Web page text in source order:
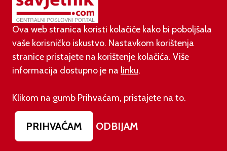
Footer menu
O nama Impressum
Uvjeti korištenja
Ova web stranica koristi kolačiće kako bi poboljšala
vaše korisničko iskustvo. Nastavkom korištenja
stranice pristajete na korištenje kolačića. Više
informacija dostupno je na linku.
Klikom na gumb Prihvaćam, pristajete na to.
PRIHVAĆAM ODBIJAM